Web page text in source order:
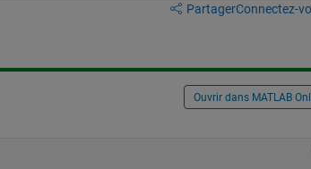
PartagerConnectez-
Ouvrir dans MATLAB